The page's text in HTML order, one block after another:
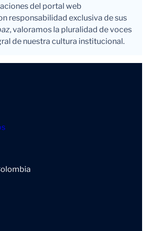
del portal web
responsabilidad exclusiva de sus
, valoramos la pluralidad de voces
de nuestra cultura institucional.